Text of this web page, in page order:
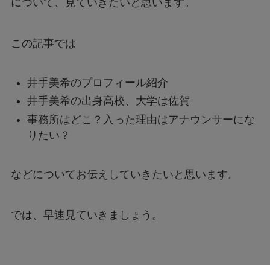
について、見ていきたいと思います。
この記事では
井手美希のプロフィール紹介
井手美希の出身高校、大学は佐賀
事務所はどこ？入った理由はアナウンサーにな
りたい？
などについてお伝えしていきたいと思います。
では、早速見ていきましょう。